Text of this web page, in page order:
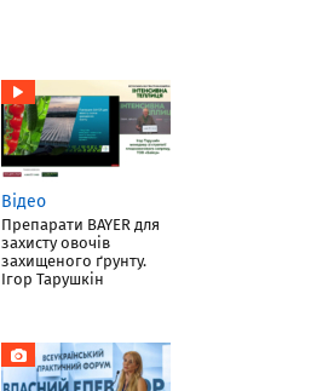
Відео
Препарати BAYER для
захисту овочів
захищеного ґрунту.
Ігор Тарушкін